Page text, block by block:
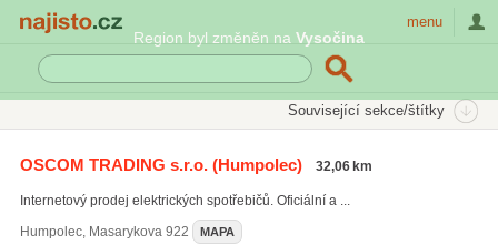
Region byl změněn na Vysočina
menu
Související sekce/štítky
parní vysavače(12)
vysokotlaký čistič(176)
OSCOM TRADING s.r.o.(Humpolec) 32,06 km
Internetový prodej elektrických spotřebičů. Oficiální a ...
Humpolec, Masarykova 922 MAPA